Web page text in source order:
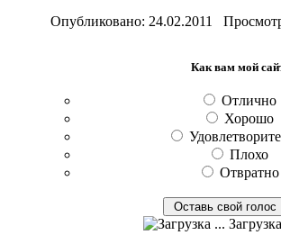
Опубликовано: 24.02.2011
Как вам мой
Отлично
Хорошо
Плохо
Отвратно